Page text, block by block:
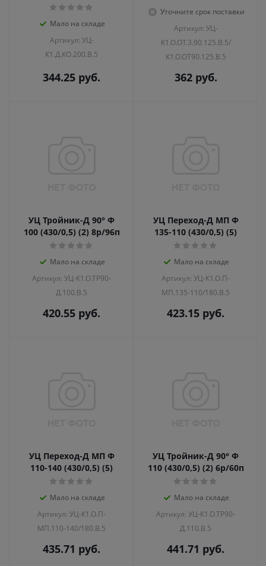
Мало на складе
Артикул: УЦ-
К1.Д.КО.200.В.5
344.25 руб.
Уточните срок поставки
Артикул: УЦ-
К1.О.ОТ.3.90.125.В.5/
К1.О.ОТ90.125.В.5
362руб.
УЦ Тройник-Д 90° Ф
100 (430/0,5) (2) 8р/96п
Мало на складе
Артикул: УЦ-К1.О.ТР90-
Д.100.В.5
420.55 руб.
УЦ Переход-Д МП Ф
135-110 (430/0,5) (5)
Мало на складе
Артикул: УЦ-К1.О.П-
МП.135-110/180.В.5
423.15 руб.
УЦ Переход-Д МП Ф
110-140 (430/0,5) (5)
Мало на складе
Артикул: УЦ-К1.О.П-
МП.110-140/180.В.5
435.71 руб.
УЦ Тройник-Д 90° Ф
110 (430/0,5) (2) 6р/60п
Мало на складе
Артикул: УЦ-К1.О.ТР90-
Д.110.В.5
441.71 руб.